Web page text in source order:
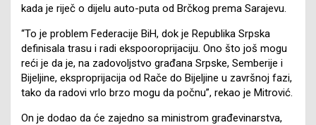
kada je riječ o dijelu auto-puta od Brčkog prema Sarajevu.
“To je problem Federacije BiH, dok je Republika Srpska
definisala trasu i radi ekspooroprijaciju. Ono što još mogu
reći je da je, na zadovoljstvo građana Srpske, Semberije i
Bijeljine, eksproprijacija od Rače do Bijeljine u završnoj fazi,
tako da radovi vrlo brzo mogu da počnu”, rekao je Mitrović.
On je dodao da će zajedno sa ministrom građevinarstva,